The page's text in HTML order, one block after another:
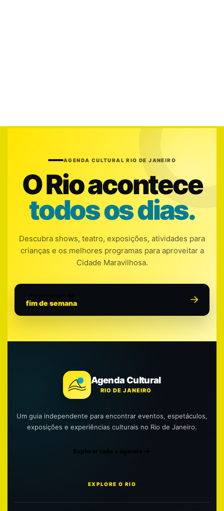
AGENDA CULTURAL RIO DE JANEIRO
O Rio acontece
todos os dias.
Descubra shows, teatro, exposições, atividades para
crianças e os melhores programas para aproveitar a
Cidade Maravilhosa.
fim de semana
Agenda Cultural
RIO DE JANEIRO
Um guia independente para encontrar eventos, espetáculos,
exposições e experiências culturais no Rio de Janeiro.
Explorar toda a agenda
EXPLORE O RIO